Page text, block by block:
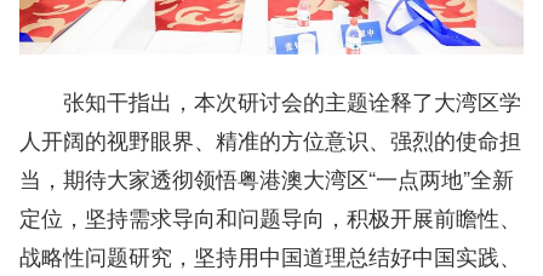
张知干指出，本次研讨会的主题诠释了大湾区学
人开阔的视野眼界、精准的方位意识、强烈的使命担
当， 期待大家透彻领悟粤港澳大湾区“一点两地”全新
定位，坚持需求导向和问题导向，积极开展前瞻性、
战略性问题研究，坚持用中国道理总结好中国实践、